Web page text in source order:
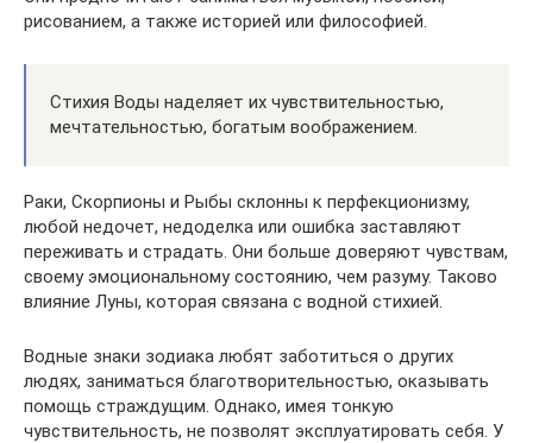
рисованием, а также историей или философией.
Стихия Воды наделяет их чувствительностью,
мечтательностью, богатым воображением.
Раки, Скорпионы и Рыбы склонны к перфекционизму,
любой недочет, недоделка или ошибка заставляют
переживать и страдать. Они больше доверяют чувствам,
своему эмоциональному состоянию, чем разуму. Таково
влияние Луны, которая связана с водной стихией.
Водные знаки зодиака любят заботиться о других
людях, заниматься благотворительностью, оказывать
помощь страждущим. Однако, имея тонкую
чувствительность, не позволят эксплуатировать себя. У